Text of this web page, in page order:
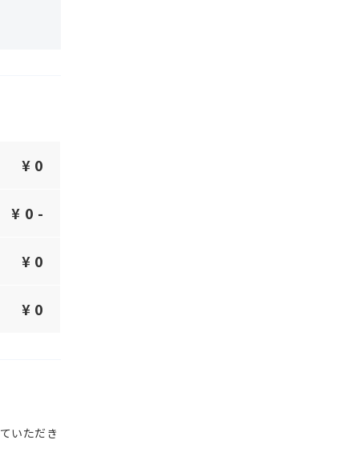
¥ 0
¥ 0 -
¥ 0
¥ 0
いただき